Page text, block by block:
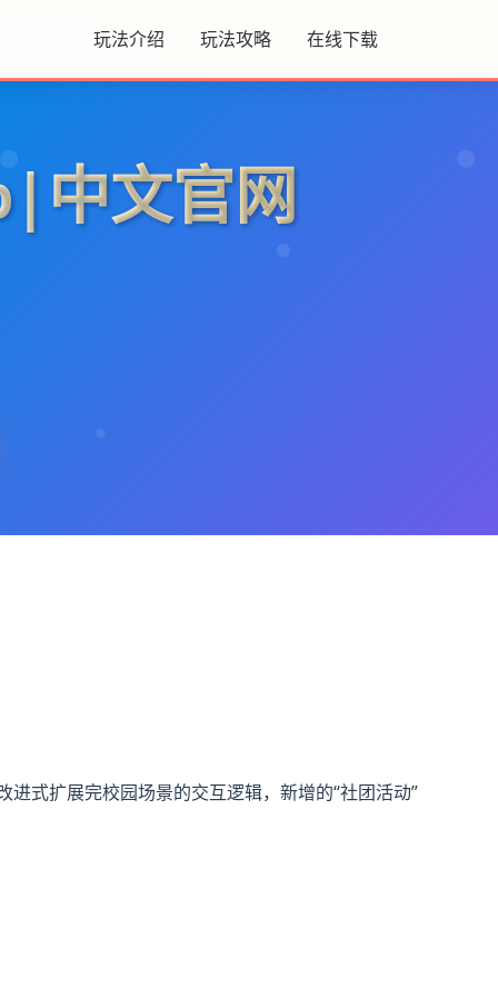
玩法介绍 玩法攻略 在线下载
中文官网
式扩展完校园场景的交互逻辑，新增的“社团活动”